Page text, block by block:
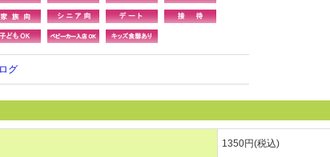
グ
1350円(税込)